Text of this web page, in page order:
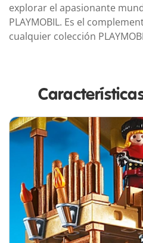
explorar el apasionante
PLAYMOBIL. Es el
cualquier colección